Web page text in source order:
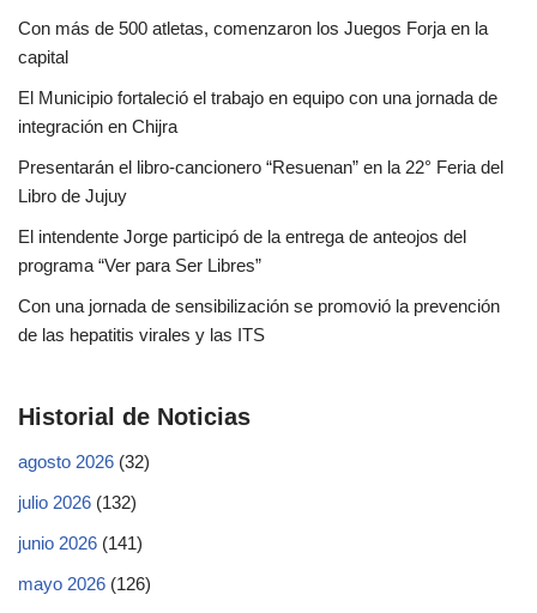
Con más de 500 atletas, comenzaron los Juegos Forja en la
capital
El Municipio fortaleció el trabajo en equipo con una jornada de
integración en Chijra
Presentarán el libro-cancionero “Resuenan” en la 22° Feria del
Libro de Jujuy
El intendente Jorge participó de la entrega de anteojos del
programa “Ver para Ser Libres”
Con una jornada de sensibilización se promovió la prevención
de las hepatitis virales y las ITS
Historial de Noticias
agosto 2026 (32)
julio 2026 (132)
junio 2026 (141)
mayo 2026 (126)